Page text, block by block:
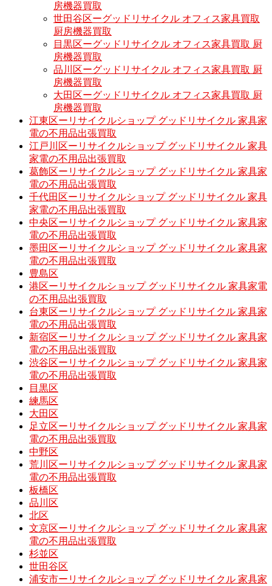
房機器買取
世田谷区ーグッドリサイクル オフィス家具買取
厨房機器買取
目黒区ーグッドリサイクル オフィス家具買取 厨
房機器買取
品川区ーグッドリサイクル オフィス家具買取 厨
房機器買取
大田区ーグッドリサイクル オフィス家具買取 厨
房機器買取
江東区ーリサイクルショップ グッドリサイクル 家具家
電の不用品出張買取
江戸川区ーリサイクルショップ グッドリサイクル 家具
家電の不用品出張買取
葛飾区ーリサイクルショップ グッドリサイクル 家具家
電の不用品出張買取
千代田区ーリサイクルショップ グッドリサイクル 家具
家電の不用品出張買取
中央区ーリサイクルショップ グッドリサイクル 家具家
電の不用品出張買取
墨田区ーリサイクルショップ グッドリサイクル 家具家
電の不用品出張買取
豊島区
港区ーリサイクルショップ グッドリサイクル 家具家電
の不用品出張買取
台東区ーリサイクルショップ グッドリサイクル 家具家
電の不用品出張買取
新宿区ーリサイクルショップ グッドリサイクル 家具家
電の不用品出張買取
渋谷区ーリサイクルショップ グッドリサイクル 家具家
電の不用品出張買取
目黒区
練馬区
大田区
足立区ーリサイクルショップ グッドリサイクル 家具家
電の不用品出張買取
中野区
荒川区ーリサイクルショップ グッドリサイクル 家具家
電の不用品出張買取
板橋区
品川区
北区
文京区ーリサイクルショップ グッドリサイクル 家具家
電の不用品出張買取
杉並区
世田谷区
浦安市ーリサイクルショップ グッドリサイクル 家具家